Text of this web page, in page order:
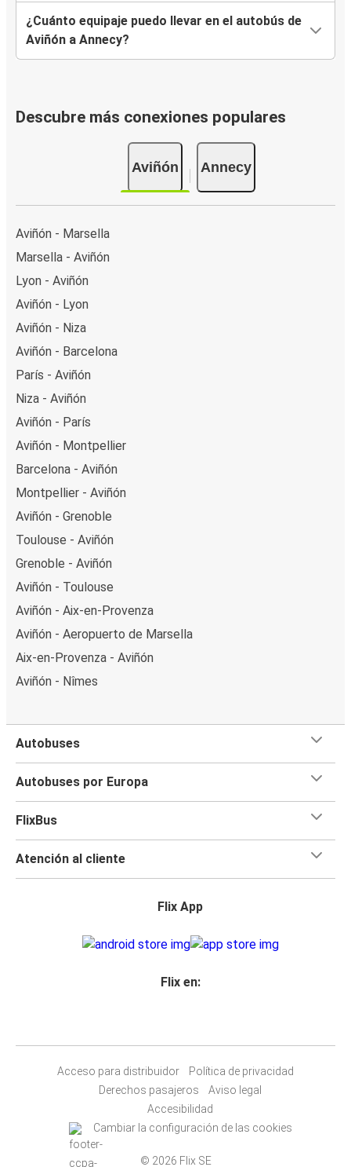
¿Cuánto equipaje puedo llevar en el autobús de
Aviñón a Annecy?
Descubre más conexiones populares
Aviñón Annecy
Aviñón - Marsella
Marsella - Aviñón
Lyon - Aviñón
Aviñón - Lyon
Aviñón - Niza
Aviñón - Barcelona
París - Aviñón
Niza - Aviñón
Aviñón - París
Aviñón - Montpellier
Barcelona - Aviñón
Montpellier - Aviñón
Aviñón - Grenoble
Toulouse - Aviñón
Grenoble - Aviñón
Aviñón - Toulouse
Aviñón - Aix-en-Provenza
Aviñón - Aeropuerto de Marsella
Aix-en-Provenza - Aviñón
Aviñón - Nîmes
Autobuses
Autobuses por Europa
FlixBus
Atención al cliente
Flix App
Flix en:
Acceso para distribuidor
Política de privacidad
Derechos pasajeros
Aviso legal
Accesibilidad
Cambiar la configuración de las cookies
© 2026 Flix SE